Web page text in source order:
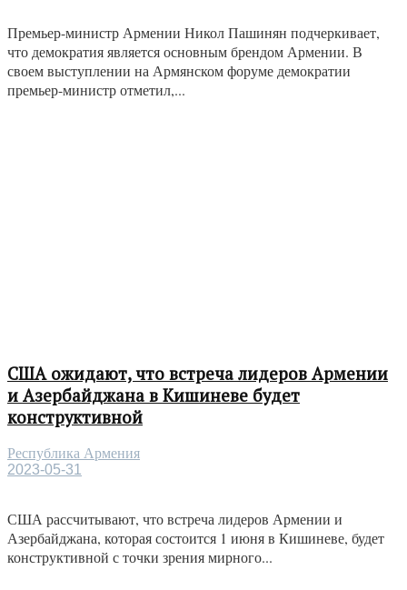
Премьер-министр Армении Никол Пашинян подчеркивает,
что демократия является основным брендом Армении. В
своем выступлении на Армянском форуме демократии
премьер-министр отметил,...
США ожидают, что встреча лидеров Армении
и Азербайджана в Кишиневе будет
конструктивной
Республика Армения
2023-05-31
США рассчитывают, что встреча лидеров Армении и
Азербайджана, которая состоится 1 июня в Кишиневе, будет
конструктивной с точки зрения мирного...